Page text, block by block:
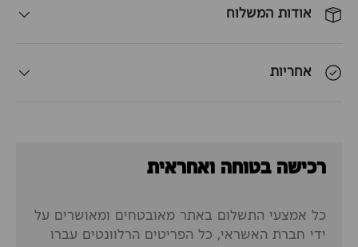
אודות המשלוח
אחריות
רכישה בטוחה ואחראית
כל אמצעי התשלום באתר מאובטחים ומאושרים על
ידי חברת האשראי, כל הפריטים הרלוונטים עברו